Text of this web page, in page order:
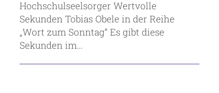
Hochschulseelsorger Wertvolle
Sekunden Tobias Obele in der Reihe
„Wort zum Sonntag“ Es gibt diese
Sekunden im…